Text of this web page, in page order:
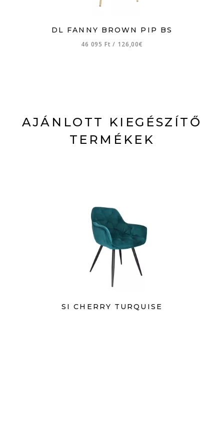
DL FANNY BROWN PIP BS
46 095 Ft/ 126,00€
AJÁNLOTT KIEGÉSZÍTŐ
TERMÉKEK
SI CHERRY TURQUISE